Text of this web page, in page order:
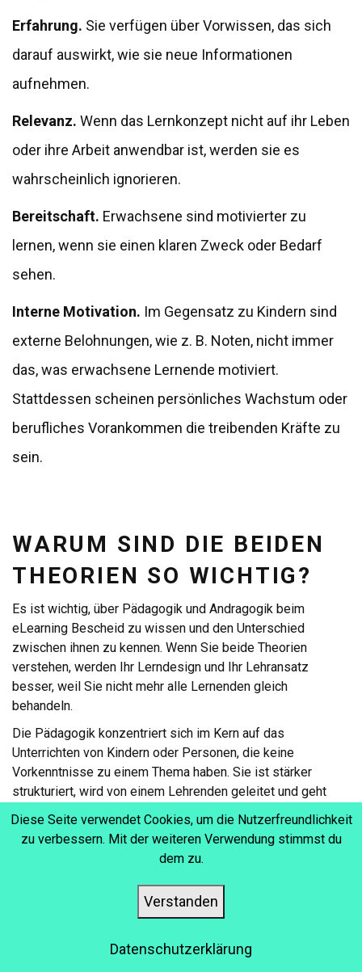
Erfahrung. Sie verfügen über Vorwissen, das sich
darauf auswirkt, wie sie neue Informationen
aufnehmen.
Relevanz. Wenn das Lernkonzept nicht auf ihr Leben
oder ihre Arbeit anwendbar ist, werden sie es
wahrscheinlich ignorieren.
Bereitschaft. Erwachsene sind motivierter zu
lernen, wenn sie einen klaren Zweck oder Bedarf
sehen.
Interne Motivation. Im Gegensatz zu Kindern sind
externe Belohnungen, wie z. B. Noten, nicht immer
das, was erwachsene Lernende motiviert.
Stattdessen scheinen persönliches Wachstum oder
berufliches Vorankommen die treibenden Kräfte zu
sein.
WARUM SIND DIE BEIDEN
THEORIEN SO WICHTIG?
Es ist wichtig, über Pädagogik und Andragogik beim
eLearning Bescheid zu wissen und den Unterschied
zwischen ihnen zu kennen. Wenn Sie beide Theorien
verstehen, werden Ihr Lerndesign und Ihr Lehransatz
besser, weil Sie nicht mehr alle Lernenden gleich
behandeln.
Die Pädagogik konzentriert sich im Kern auf das
Unterrichten von Kindern oder Personen, die keine
Vorkenntnisse zu einem Thema haben. Sie ist stärker
strukturiert, wird von einem Lehrenden geleitet und geht
davon aus, dass der Lernende bei jedem Schritt Anleitung
braucht. Ein Beispiel dafür ist das Onboarding neuer
Mitarbeiter. Sie haben keinerlei Kenntnisse über Ihre
wahrscheinlich mehr Anweisungen, regelmäßige Check-Ins
eLearning-Kurs, der für erfahrene Mitarbeiter gedacht ist.
Diese Seite verwendet Cookies, um die Nutzerfreundlichkeit
zu verbessern. Mit der weiteren Verwendung stimmst du
dem zu.
Verstanden
Datenschutzerklärung